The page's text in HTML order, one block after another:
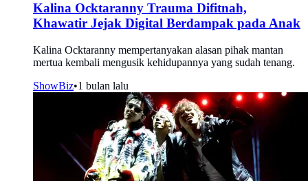
Kalina Ocktaranny Trauma Difitnah,
Khawatir Jejak Digital Berdampak pada Anak
Kalina Ocktaranny mempertanyakan alasan pihak mantan
mertua kembali mengusik kehidupannya yang sudah tenang.
ShowBiz•1 bulan lalu